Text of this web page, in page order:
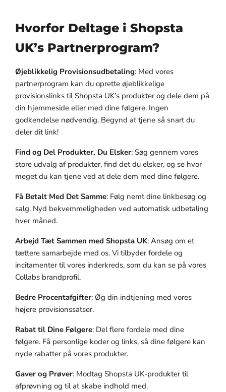
Hvorfor Deltage i Shopsta
UK’s Partnerprogram?
Øjeblikkelig Provisionsudbetaling: Med vores
partnerprogram kan du oprette øjeblikkelige
provisionslinks til Shopsta UK’s produkter og dele dem på
din hjemmeside eller med dine følgere. Ingen
godkendelse nødvendig. Begynd at tjene så snart du
deler dit link!
Find og Del Produkter, Du Elsker: Søg gennem vores
store udvalg af produkter, find det du elsker, og se hvor
meget du kan tjene ved at dele dem med dine følgere.
Få Betalt Med Det Samme: Følg nemt dine linkbesøg og
salg. Nyd bekvemmeligheden ved automatisk udbetaling
hver måned.
Arbejd Tæt Sammen med Shopsta UK: Ansøg om et
tættere samarbejde med os. Vi tilbyder fordele og
incitamenter til vores inderkreds, som du kan se på vores
Collabs brandprofil.
Bedre Procentafgifter: Øg din indtjening med vores
højere provisionssatser.
Rabat til Dine Følgere: Del flere fordele med dine
følgere. Få personlige koder og links, så dine følgere kan
nyde rabatter på vores produkter.
Gaver og Prøver: Modtag Shopsta UK-produkter til
afprøvning og til at skabe indhold med.